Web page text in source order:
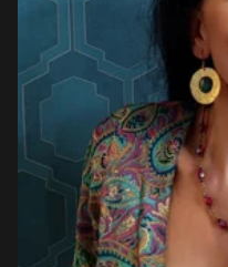
EURÓPA
ELŐADÓK
INGYENES DIÁK- ÉS
JEGYEK